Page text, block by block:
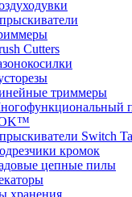
Cutters
триммеры
Switch
кромок
цепные пилы
хранения